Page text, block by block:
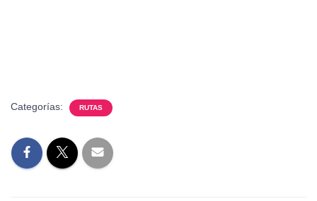
Categorías: RUTAS